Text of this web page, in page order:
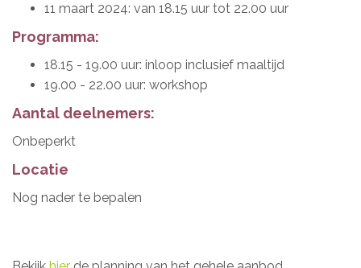
11 maart 2024: van 18.15 uur tot 22.00 uur
Programma:
18.15 - 19.00 uur: inloop inclusief maaltijd
19.00 - 22.00 uur: workshop
Aantal deelnemers:
Onbeperkt
Locatie
Nog nader te bepalen